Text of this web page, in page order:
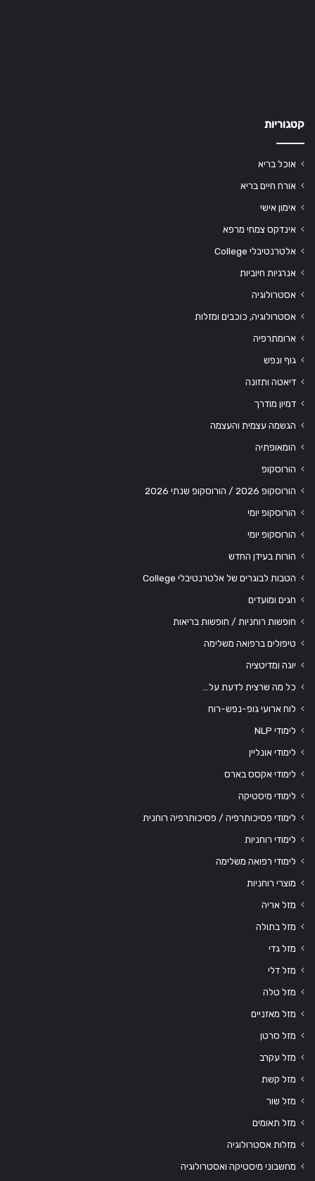
קטגוריות
אוכל בריא
אורח חיים בריא
אימון אישי
אינדקס צמחי מרפא
אלטרנטיבלי College
אנרגיות חיוביות
אסטרולוגיה
אסטרולוגיה, כוכבים ומזלות
ארומתרפיה
גוף ונפש
דיאטה ותזונה
דמיון מודרך
הגשמה עצמית והעצמה
הומאופתיה
הורוסקופ
הורוסקופ 2026 / הורוסקופ שנתי 2026
הורוסקופ יומי
הורוסקופ יומי
הורות בעידן החדש
הטבות לבוגרים של אלטרנטיבלי College
חגים ומועדים
חופשות רוחניות / חופשות בריאות
טיפולים ברפואה משלימה
יוגה ומדיטציה
כל מה שרצית לדעת על…
לוח ארועי גופ-נפש-רוח
לימודי NLP
לימודי אונליין
לימודי אקסס בארס
לימודי מיסטיקה
לימודי פסיכותרפיה / פסיכותרפיה רוחנית
לימודי רוחניות
לימודי רפואה משלימה
מוצרי רוחניות
מזל אריה
מזל בתולה
מזל גדי
מזל דלי
מזל טלה
מזל מאזניים
מזל סרטן
מזל עקרב
מזל קשת
מזל שור
מזל תאומים
מזלות אסטרולוגיה
מחשבוני מיסטיקה ואסטרולוגיה